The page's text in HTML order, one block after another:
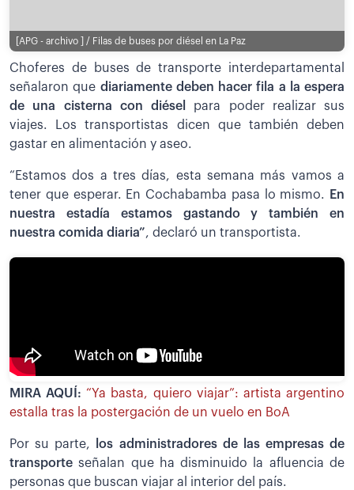
[APG - archivo ] / Filas de buses por diésel en La Paz
Choferes de buses de transporte interdepartamental
señalaron que diariamente deben hacer fila a la espera
de una cisterna con diésel
para poder realizar sus
viajes. Los transportistas dicen que también deben
gastar en alimentación y aseo.
“Estamos dos a tres días, esta semana más vamos a
tener que esperar. En Cochabamba pasa lo mismo.
En
nuestra estadía estamos gastando y también en
nuestra comida diaria”, declaró un transportista.
MIRA AQUÍ:“Ya basta, quiero viajar”: artista argentino
estalla tras la postergación de un vuelo en BoA
Por su parte,
los administradores de las empresas de
transporte señalan que ha disminuido la afluencia de
personas que buscan viajar al interior del país.